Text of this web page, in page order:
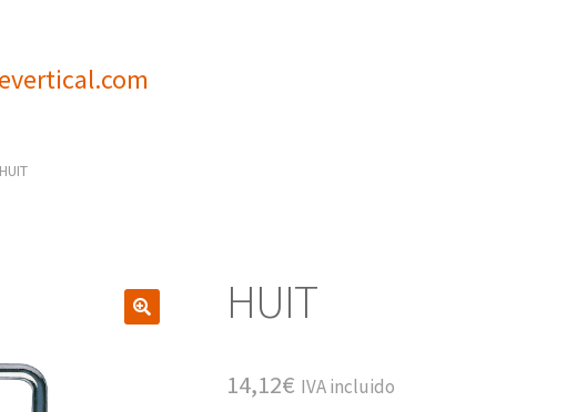
HUIT
HUIT
14,12€ IVA incluido